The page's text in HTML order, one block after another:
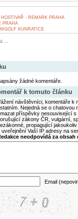
- REMARK PRAHA
PRAHA
KUNRATICE
...
žádné komentáře.
k tomuto článku
návštěvníci, komentáře k
Nejedná se o
příspěvky nesouvisející
zákony ČR, vulgární,
propagující
uveřejnění Vaší IP adresy na
neodpovídá za
Email